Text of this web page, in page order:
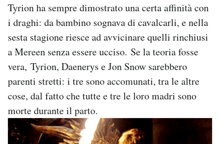
Tyrion ha sempre dimostrato una certa affinità con
i draghi: da bambino sognava di cavalcarli, e nella
sesta stagione riesce ad avvicinare quelli rinchiusi
a Mereen senza essere ucciso. Se la teoria fosse
vera, Tyrion, Daenerys e Jon Snow sarebbero
parenti stretti: i tre sono accomunati, tra le altre
cose, dal fatto che tutte e tre le loro madri sono
morte durante il parto.